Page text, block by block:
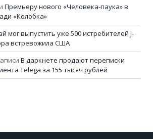
Премьеру нового «Человека-паука» в
«Колобка»
мог выпустить уже 500 истребителей J-
встревожила США
В даркнете продают переписки
Telega за 155 тысяч рублей